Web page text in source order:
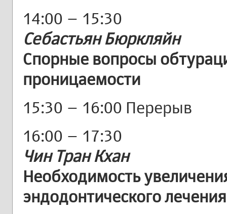
14:00 – 15:30
Себастьян Бюркляйн
Спорные вопросы
проницаемости
15:30 – 16:00 Перерыв
16:00 – 17:30
Чин Тран Кхан
Необходимость
эндодонтического